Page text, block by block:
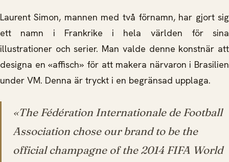
Laurent Simon, mannen med två förnamn, har gjort sig
ett namn i Frankrike i hela världen för sina
illustrationer och serier. Man valde denne konstnär att
designa en «affisch» för att makera närvaron i Brasilien
under VM. Denna är tryckt i en begränsad upplaga.
«The Fédération Internationale de Football
Association chose our brand to be the
official champagne of the 2014 FIFA World